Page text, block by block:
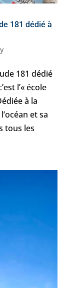
181 dédié à
181 dédié
l’« école
à la
et sa
tous les